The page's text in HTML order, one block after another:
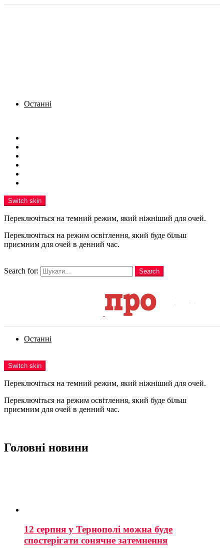
Останні
Switch skin
Переключіться на темний режим, який ніжніший для очей.
Переключіться на режим освітлення, який буде більш
приємним для очей в денний час.
Search for:
Search
Останні
Switch skin
Переключіться на темний режим, який ніжніший для очей.
Переключіться на режим освітлення, який буде більш
приємним для очей в денний час.
Головні новини
12 серпня у Тернополі можна буде
спостерігати сонячне затемнення